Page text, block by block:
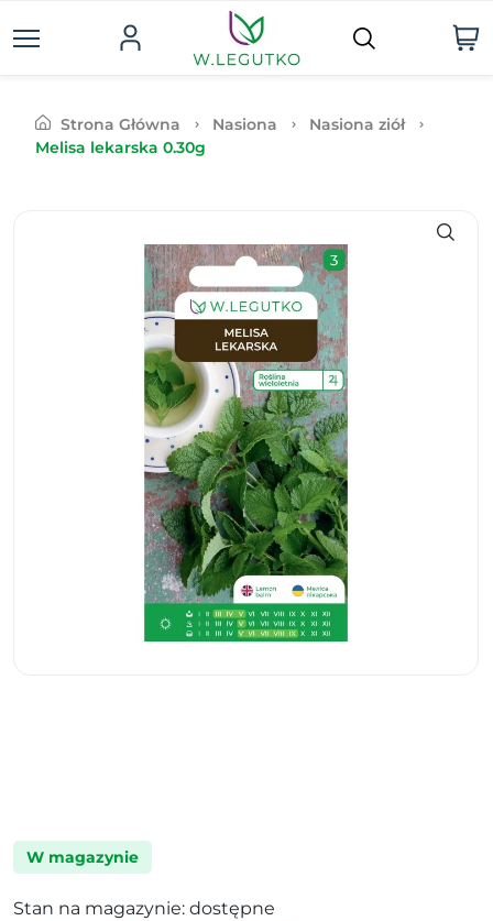
Strona Główna Nasiona
Nasiona ziół
Melisa lekarska 0.30g
W magazynie
Stan na magazynie: dostępne